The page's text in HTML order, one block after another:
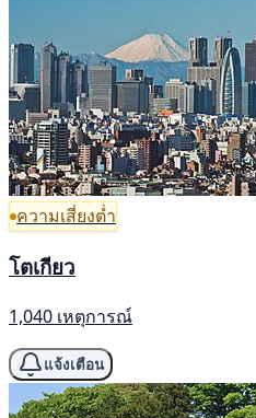
ความเสี่ยงต่ำ
โตเกียว
1,040 เหตุการณ์
แจ้งเตือน